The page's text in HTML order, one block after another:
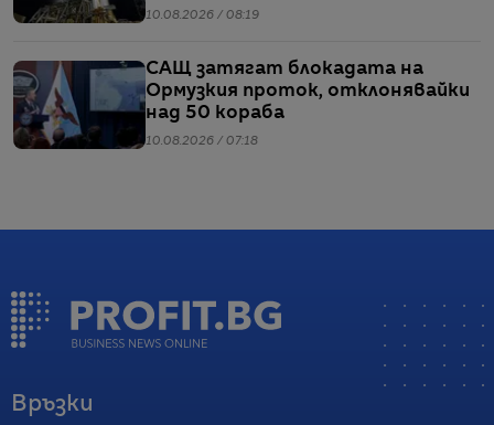
на ЕКА
10.08.2026 / 08:19
САЩ затягат блокадата на
Ормузкия проток, отклонявайки
над 50 кораба
10.08.2026 / 07:18
Връзки